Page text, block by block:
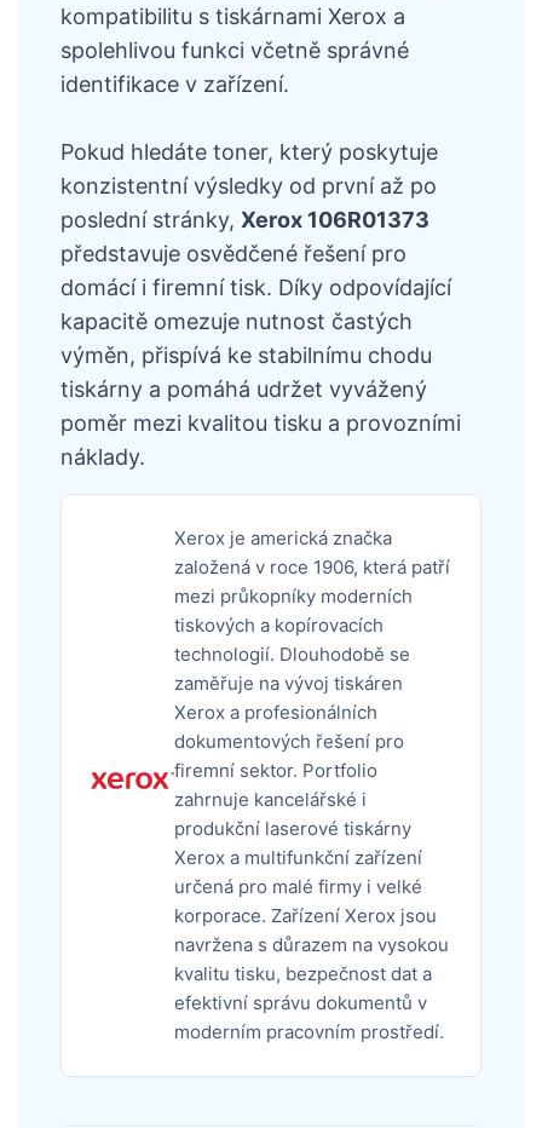
kompatibilitu s tiskárnami Xerox a
spolehlivou funkci včetně správné
identifikace v zařízení.
Pokud hledáte toner, který poskytuje
konzistentní výsledky od první až po
poslední stránky, Xerox 106R01373
představuje osvědčené řešení pro
domácí i firemní tisk. Díky odpovídající
kapacitě omezuje nutnost častých
výměn, přispívá ke stabilnímu chodu
tiskárny a pomáhá udržet vyvážený
poměr mezi kvalitou tisku a provozními
náklady.
Xerox je americká značka
založená v roce 1906, která patří
mezi průkopníky moderních
tiskových a kopírovacích
technologií. Dlouhodobě se
zaměřuje na vývoj tiskáren
Xerox a profesionálních
dokumentových řešení pro
firemní sektor. Portfolio
zahrnuje kancelářské i
produkční laserové tiskárny
Xerox a multifunkční zařízení
určená pro malé firmy i velké
korporace. Zařízení Xerox jsou
navržena s důrazem na vysokou
kvalitu tisku, bezpečnost dat a
efektivní správu dokumentů v
moderním pracovním prostředí.